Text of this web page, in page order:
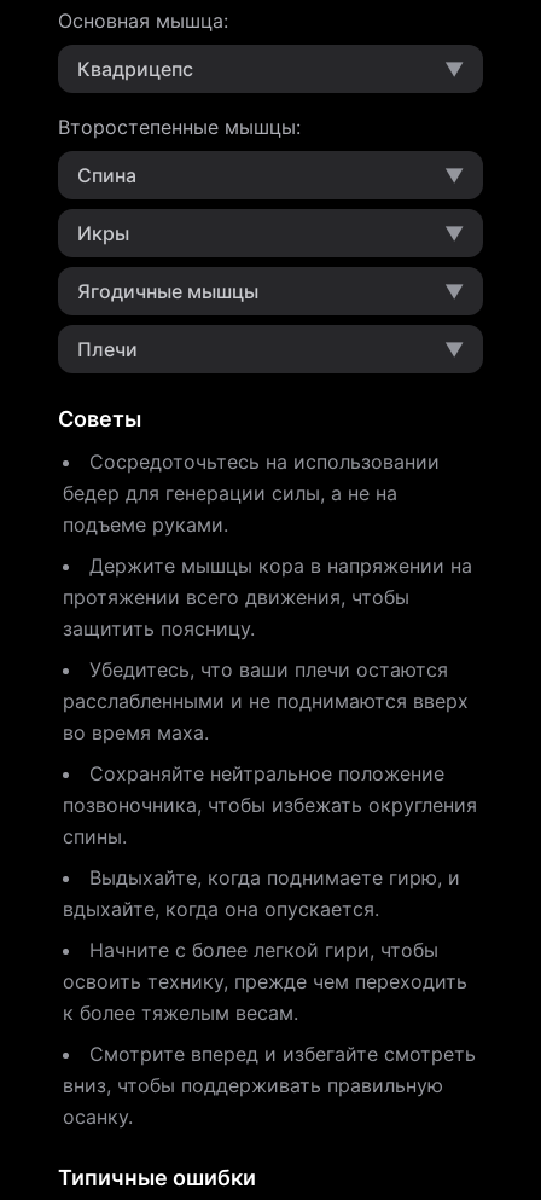
Основная мышца:
Квадрицепс
▼
Второстепенные мышцы:
Спина
▼
Икры ▼
Ягодичные мышцы ▼
Плечи ▼
Советы
Сосредоточьтесь на использовании
бедер для генерации силы, а не на
подъеме руками.
Держите мышцы кора в напряжении на
протяжении всего движения, чтобы
защитить поясницу.
Убедитесь, что ваши плечи остаются
расслабленными и не поднимаются вверх
во время маха.
Сохраняйте нейтральное положение
позвоночника, чтобы избежать округления
спины.
Выдыхайте, когда поднимаете гирю, и
вдыхайте, когда она опускается.
Начните с более легкой гири, чтобы
освоить технику, прежде чем переходить
к более тяжелым весам.
Смотрите вперед и избегайте смотреть
вниз, чтобы поддерживать правильную
осанку.
Типичные ошибки